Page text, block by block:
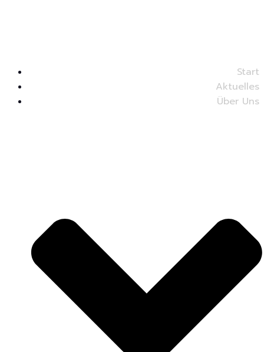
Start
Aktuelles
Über Uns